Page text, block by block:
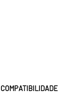
COMPATIBILIDADE